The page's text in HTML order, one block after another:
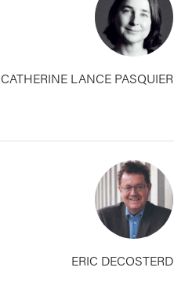
CATHERINE LANCE PASQUIER
ERIC DECOSTERD